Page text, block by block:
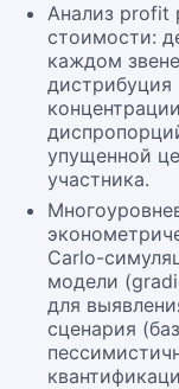
Анализ profit
стоимости:
каждом
упущенной
участника.
Carlo-
модели
для
сценария